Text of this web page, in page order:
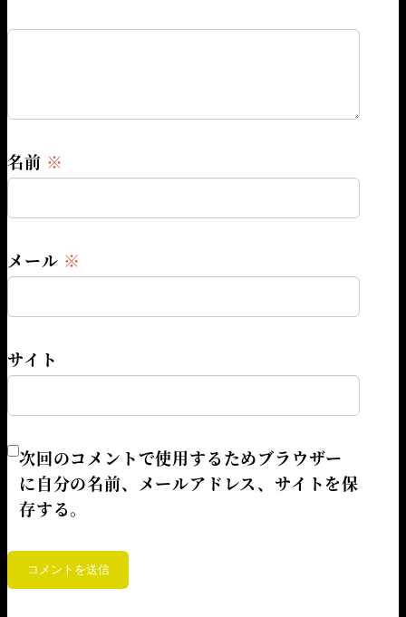
名前 ※
メール ※
サイト
次回のコメントで使用するためブラウザー
に自分の名前、メールアドレス、サイトを保
存する。